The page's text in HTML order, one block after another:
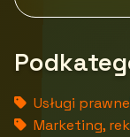
Usługi prawne
Marketing,